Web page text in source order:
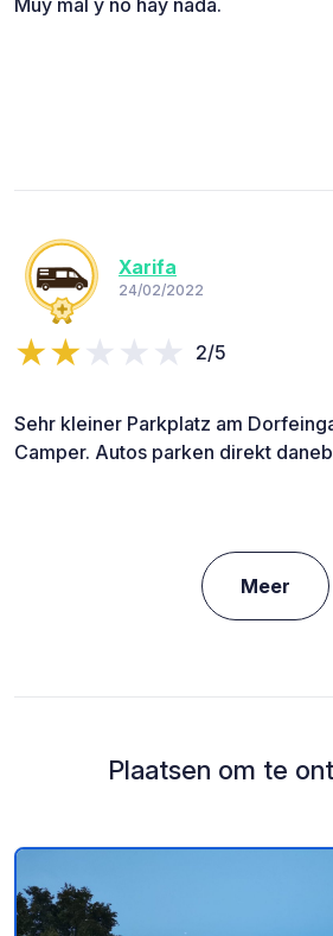
Xarifa
24/02/2022
2/5
Sehr kleiner Parkplatz am
Camper. Autos parken direkt
Meer
Plaatsen om te